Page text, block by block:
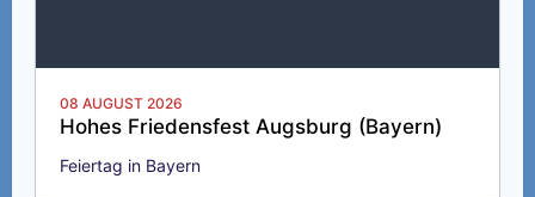
08 AUGUST 2026
Hohes Friedensfest Augsburg (Bayern)
Feiertag in Bayern